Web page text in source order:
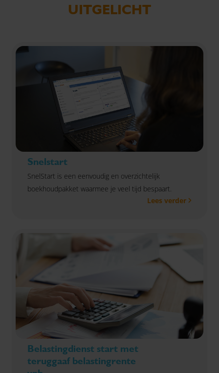
UITGELICHT
Snelstart
SnelStart is een eenvoudig en overzichtelijk
boekhoudpakket waarmee je veel tijd bespaart.
Lees verder
Belastingdienst start met
teruggaaf belastingrente